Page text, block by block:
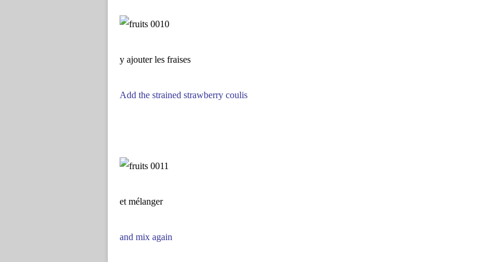
y ajouter les fraises
Add the strained strawberry coulis
et mélanger
and mix again